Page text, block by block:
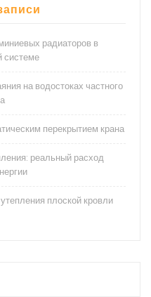
радиаторов в
системе
на водостоках частного
перекрытием крана
реальный расход
плоской кровли